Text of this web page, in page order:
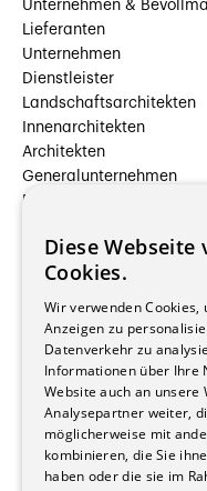
Unternehmen &
Lieferanten
Unternehmen
Dienstleister
Landschaftsarchitekten
Innenarchitekten
Architekten
Generalunternehmen
Beauftragte Unternehmen
Hersteller/Lieferanten
Bauherrschaften
Stockwerkeigentum
Reportagen
Wohnungen
Renovierungen
Innere Umbauten
Gastgewerbe und
Verwaltungsgebäude
Diese Webseite
Cookies.
Wir verwenden Cookies,
Anzeigen zu
Datenverkehr zu
Informationen über Ihre
Website auch an unsere
Analysepartner weiter,
möglicherweise mit
kombinieren, die Sie
haben oder die sie im